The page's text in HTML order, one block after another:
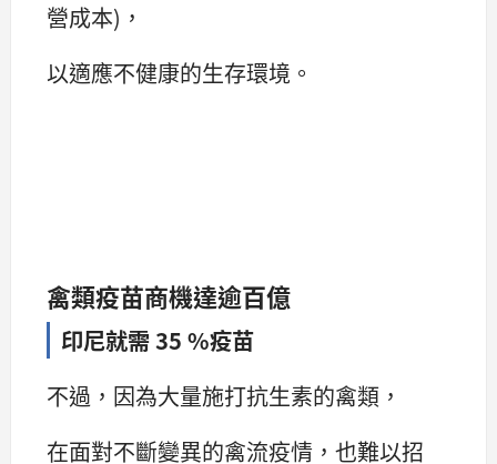
營成本)，
以適應不健康的生存環境。
禽類疫苗商機達逾百億
印尼就需 35 %疫苗
不過，因為大量施打抗生素的禽類，
在面對不斷變異的禽流疫情，也難以招